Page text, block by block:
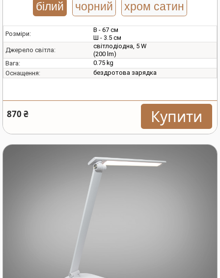
білий чорний хром сатин
Розміри:
В - 67 см
Ш - 3.5 см
Джерело світла:
світлодіодна, 5 W
(200 lm)
Вага:
0.75 kg
Оснащення:
бездротова зарядка
870 ₴ Купити